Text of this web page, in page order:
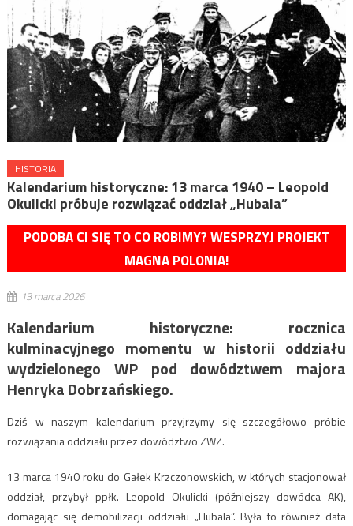
HISTORIA
Kalendarium historyczne: 13 marca 1940 – Leopold
Okulicki próbuje rozwiązać oddział „Hubala”
PODOBA CI SIĘ TO CO ROBIMY? WESPRZYJ PROJEKT
MAGNA POLONIA!
13 marca 2026
Kalendarium historyczne: rocznica
kulminacyjnego momentu w historii oddziału
wydzielonego WP pod dowództwem majora
Henryka Dobrzańskiego.
Dziś w naszym kalendarium przyjrzymy się szczegółowo próbie
rozwiązania oddziału przez dowództwo ZWZ.
13 marca 1940 roku do Gałek Krzczonowskich, w których stacjonował
oddział, przybył ppłk. Leopold Okulicki (późniejszy dowódca AK),
domagając się demobilizacji oddziału „Hubala”. Była to również data